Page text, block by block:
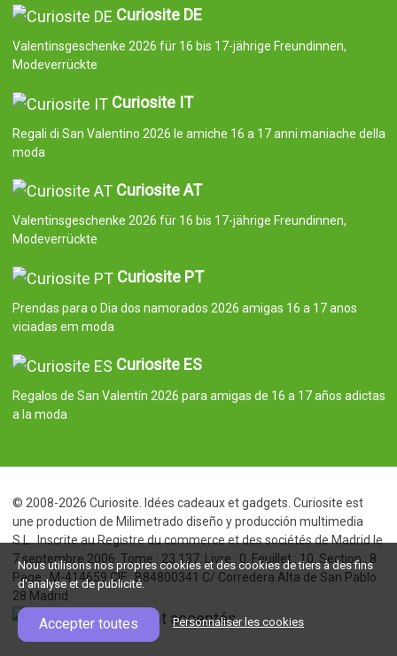
Curiosite DE
Valentinsgeschenke 2026 für 16 bis 17-jährige Freundinnen,
Modeverrückte
Curiosite IT
Regali di San Valentino 2026 le amiche 16 a 17 anni maniache della
moda
Curiosite AT
Valentinsgeschenke 2026 für 16 bis 17-jährige Freundinnen,
Modeverrückte
Curiosite PT
Prendas para o Dia dos namorados 2026 amigas 16 a 17 anos
viciadas em moda
Curiosite ES
Regalos de San Valentín 2026 para amigas de 16 a 17 años adictas
a la moda
© 2008-2026 Curiosite. Idées cadeaux et gadgets. Curiosite est
une production de Milimetrado diseño y producción multimedia
S.L.. Inscrite au Registre du commerce et des sociétés de Madrid le
7 septembre 2006. Tome : 23.137. Livre : 0. Feuillet : 10. Section : 8.
Page : M-414659 CIF : B84800341 C/ Corredera Alta de San Pablo
28 Madrid
Nous utilisons nos propres cookies et des cookies de tiers à des fins
d'analyse et de publicité.
Accepter toutes Personnaliser les cookies